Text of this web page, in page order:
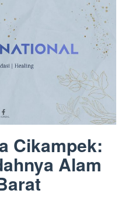
Cikampek:
Alam